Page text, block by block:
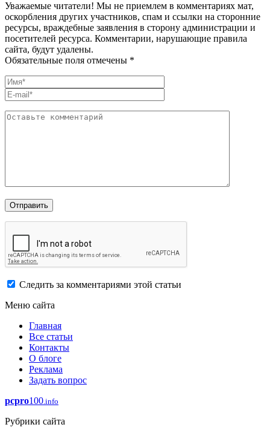
Уважаемые читатели! Мы не приемлем в комментариях мат,
оскорбления других участников, спам и ссылки на сторонние
ресурсы, враждебные заявления в сторону администрации и
посетителей ресурса. Комментарии, нарушающие правила
сайта, будут удалены.
Обязательные поля отмечены *
Следить за комментариями этой статьи
Меню сайта
Главная
Все статьи
Контакты
О блоге
Реклама
Задать вопрос
pcpro100.info
Рубрики сайта